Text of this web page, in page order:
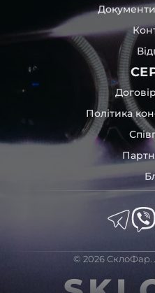
Документи
Політика
© 2026 СклоФар.